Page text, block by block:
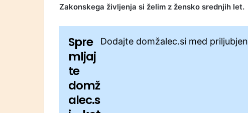
Zakonskega življenja si želim z žensko srednjih let.
Spre
mljaj
te
domž
alec.s
Dodajte domžalec.si med